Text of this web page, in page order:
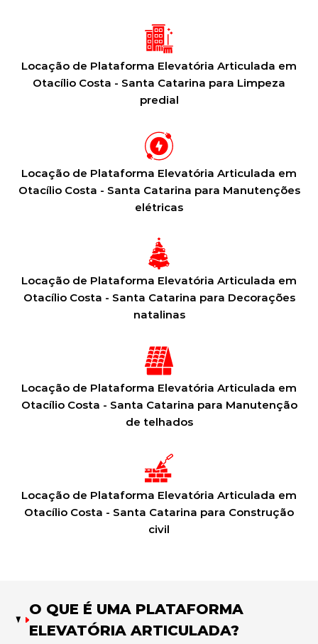
Locação de Plataforma Elevatória Articulada em
Otacílio Costa - Santa Catarina para Limpeza
predial
Locação de Plataforma Elevatória Articulada em
Otacílio Costa - Santa Catarina para Manutenções
elétricas
Locação de Plataforma Elevatória Articulada em
Otacílio Costa - Santa Catarina para Decorações
natalinas
Locação de Plataforma Elevatória Articulada em
Otacílio Costa - Santa Catarina para Manutenção
de telhados
Locação de Plataforma Elevatória Articulada em
Otacílio Costa - Santa Catarina para Construção
civil
O QUE É UMA PLATAFORMA
ELEVATÓRIA ARTICULADA?